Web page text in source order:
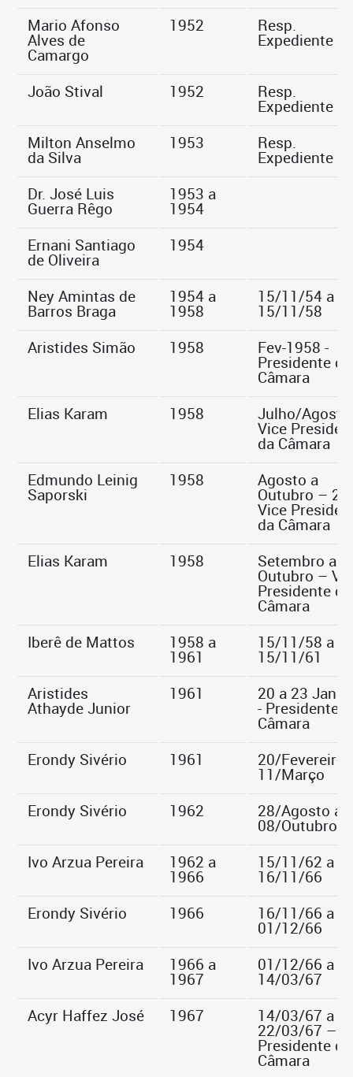
Mario Afonso
Alves de
Camargo
1952 Resp.
Expediente
João Stival 1952 Resp.
Expediente
Milton Anselmo
da Silva
1953 Resp.
Expediente
Dr. José Luis
Guerra Rêgo
1953 a
1954
Ernani Santiago
de Oliveira
1954
Ney Amintas de
Barros Braga
1954 a
1958
15/11/54 a
15/11/58
Aristides Simão
1958 Fev-1958 -
Presidente da
Câmara
Elias Karam
1958 Julho/Agosto
Vice
da Câmara
Edmundo Leinig
Saporski
1958 Agosto a
Outubro – 2º
Vice
da Câmara
Elias Karam
1958 Setembro a
Outubro –
Presidente da
Câmara
Iberê de Mattos
1958 a
1961
15/11/58 a
15/11/61
Aristides
Athayde Junior
1961 20 a 23
- Presidente
Câmara
Erondy Sivério
1961 20/Fevereiro
11/Março
Erondy Sivério
1962 28/Agosto a
08/Outubro
Ivo Arzua Pereira
1962 a
1966
15/11/62 a
16/11/66
Erondy Sivério
1966 16/11/66 a
01/12/66
Ivo Arzua Pereira
1966 a
1967
01/12/66 a
14/03/67
Acyr Haffez José
1967 14/03/67 a
22/03/67 –
Presidente da
Câmara